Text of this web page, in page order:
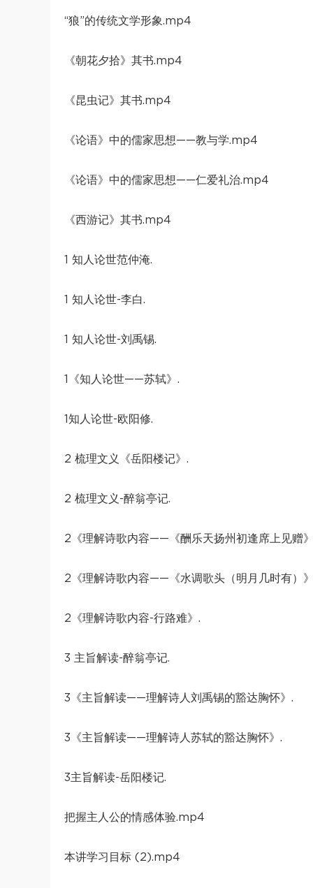
“狼”的传统文学形象.mp4
《朝花夕拾》其书.mp4
《昆虫记》其书.mp4
《论语》中的儒家思想——教与学.mp4
《论语》中的儒家思想——仁爱礼治.mp4
《西游记》其书.mp4
1 知人论世范仲淹.
1 知人论世-李白.
1 知人论世-刘禹锡.
1《知人论世——苏轼》.
1知人论世-欧阳修.
2 梳理文义《岳阳楼记》.
2 梳理文义-醉翁亭记.
2《理解诗歌内容——《酬乐天扬州初逢席上见赠
2《理解诗歌内容——《水调歌头（明月几时有）
2《理解诗歌内容-行路难》.
3 主旨解读-醉翁亭记.
3《主旨解读——理解诗人刘禹锡的豁达胸怀》.
3《主旨解读——理解诗人苏轼的豁达胸怀》.
3主旨解读-岳阳楼记.
把握主人公的情感体验.mp4
本讲学习目标 (2).mp4